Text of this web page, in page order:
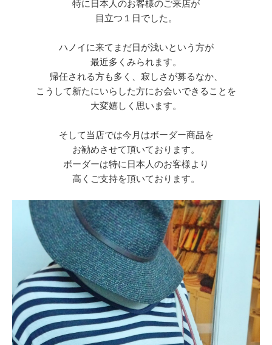
特に日本人のお客様のご来店が
目立つ１日でした。
ハノイに来てまだ日が浅いという方が
最近多くみられます。
帰任される方も多く、寂しさが募るなか、
こうして新たにいらした方にお会いできることを
大変嬉しく思います。
そして当店では今月はボーダー商品を
お勧めさせて頂いております。
ボーダーは特に日本人のお客様より
高くご支持を頂いております。